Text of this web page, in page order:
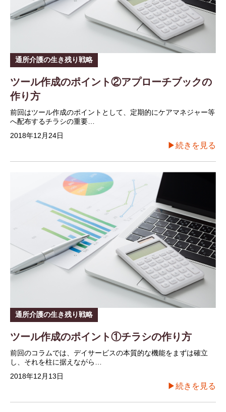
通所介護の生き残り戦略
ツール作成のポイント②アプローチブックの
作り方
前回はツール作成のポイントとして、定期的にケアマネジャー等
へ配布するチラシの重要…
2018年12月24日
▶続きを見る
通所介護の生き残り戦略
ツール作成のポイント①チラシの作り方
前回のコラムでは、デイサービスの本質的な機能をまずは確立
し、それを柱に据えながら…
2018年12月13日
▶続きを見る